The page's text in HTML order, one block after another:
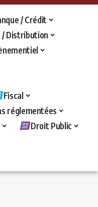
/ Crédit
/ Distribution
Fiscal
réglementées
Droit Public
Immobilier>Construction>CCMI